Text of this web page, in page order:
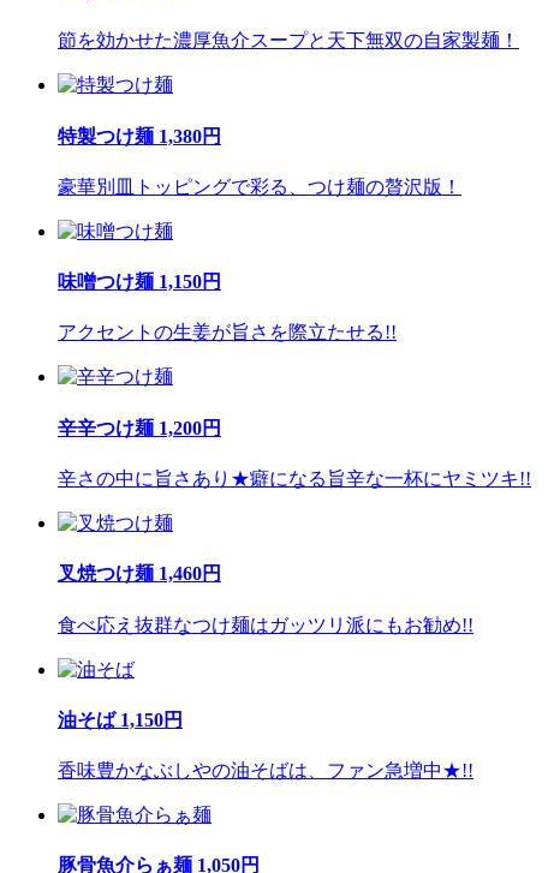
節を効かせた濃厚魚介スープと天下無双の自家製麺！
特製つけ麺 1,380円
豪華別皿トッピングで彩る、つけ麺の贅沢版！
味噌つけ麺 1,150円
アクセントの生姜が旨さを際立たせる!!
辛辛つけ麺 1,200円
辛さの中に旨さあり★癖になる旨辛な一杯にヤミツキ!!
叉焼つけ麺 1,460円
食べ応え抜群なつけ麺はガッツリ派にもお勧め!!
油そば 1,150円
香味豊かなぶしやの油そばは、ファン急増中★!!
豚骨魚介らぁ麺 1,050円